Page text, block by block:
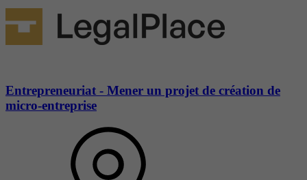
Entrepreneuriat - Mener un projet de création de
micro-entreprise